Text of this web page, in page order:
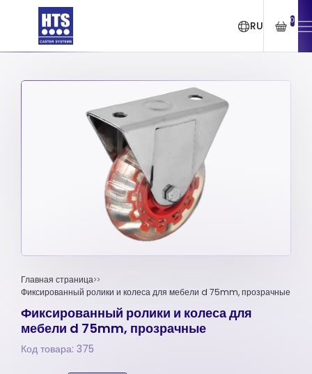
RU 0
Главная страница
Фиксированный ролики и колеса для мебели d 75mm, прозрачные
Фиксированный ролики и колеса для
мебели d 75mm, прозрачные
Код товара: 375